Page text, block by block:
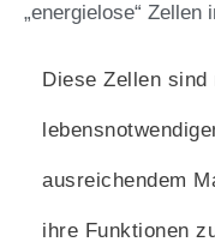
„energielose“
Diese Zellen
ausreichendem
ihre Funktionen